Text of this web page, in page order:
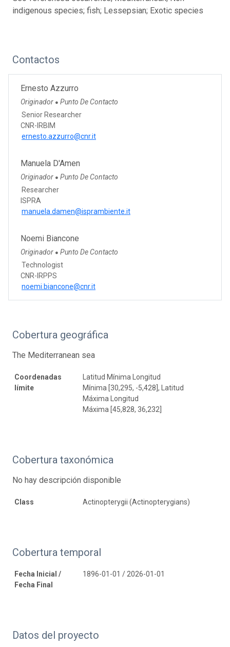
indigenous species; fish; Lessepsian; Exotic species
Contactos
Ernesto Azzurro
Originador ● Punto De Contacto
Senior Researcher
CNR-IRBIM
ernesto.azzurro@cnr.it
Manuela D'Amen
Originador ● Punto De Contacto
Researcher
ISPRA
manuela.damen@isprambiente.it
Noemi Biancone
Originador ● Punto De Contacto
Technologist
CNR-IRPPS
noemi.biancone@cnr.it
Cobertura geográfica
The Mediterranean sea
Coordenadas
límite
Latitud Mínima Longitud
Mínima [30,295, -5,428], Latitud
Máxima Longitud
Máxima [45,828, 36,232]
Cobertura taxonómica
No hay descripción disponible
Class Actinopterygii (Actinopterygians)
Cobertura temporal
Fecha Inicial /
Fecha Final
1896-01-01 / 2026-01-01
Datos del proyecto